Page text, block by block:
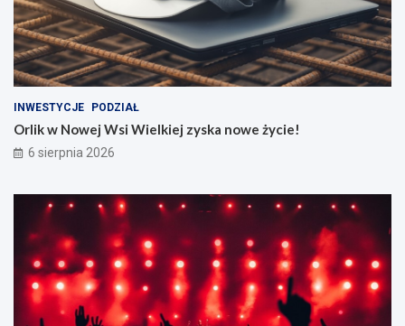
INWESTYCJE PODZIAŁ
Orlik w Nowej Wsi Wielkiej zyska nowe życie!
6 sierpnia 2026